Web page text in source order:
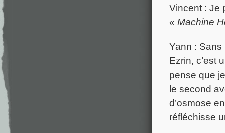
Vincent : Je
« Machine
Yann : Sans
Ezrin, c’est
pense que
le second
d’osmose
réfléchisse